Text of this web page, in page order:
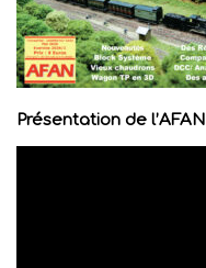
Présentation de l’AFAN